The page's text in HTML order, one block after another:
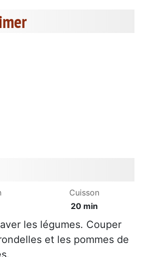
Cuisson
20 min
les légumes. Couper
et les pommes de